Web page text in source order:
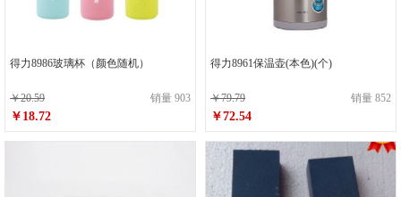
得力8986玻璃杯（颜色随机）
￥20.59 销量 903
￥18.72
得力8961保温壶(本色)(个)
￥79.79 销量 852
￥72.54